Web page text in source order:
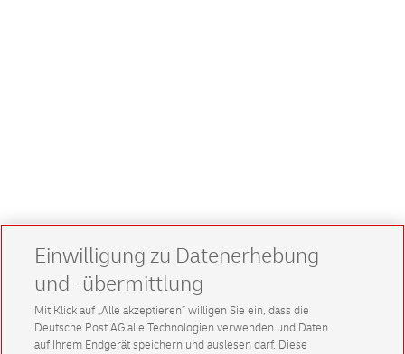
Einwilligung zu Datenerhebung
und -übermittlung
Mit Klick auf „Alle akzeptieren” willigen Sie ein, dass die
Deutsche Post AG alle Technologien verwenden und Daten
auf Ihrem Endgerät speichern und auslesen darf. Diese